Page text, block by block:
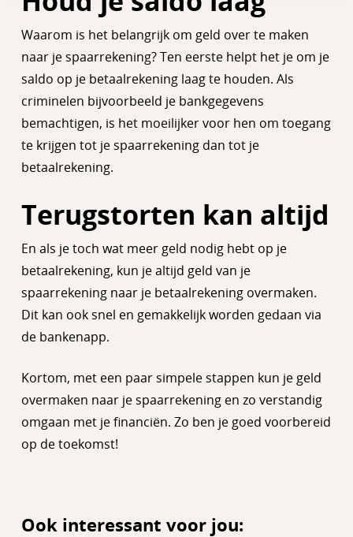
Waarom is het belangrijk om geld over te maken
naar je spaarrekening? Ten eerste helpt het je om je
saldo op je betaalrekening laag te houden. Als
criminelen bijvoorbeeld je bankgegevens
bemachtigen, is het moeilijker voor hen om toegang
te krijgen tot je spaarrekening dan tot je
betaalrekening.
Terugstorten kan altijd
En als je toch wat meer geld nodig hebt op je
betaalrekening, kun je altijd geld van je
spaarrekening naar je betaalrekening overmaken.
Dit kan ook snel en gemakkelijk worden gedaan via
de bankenapp.
Kortom, met een paar simpele stappen kun je geld
overmaken naar je spaarrekening en zo verstandig
omgaan met je financiën. Zo ben je goed voorbereid
op de toekomst!
Ook interessant voor jou: